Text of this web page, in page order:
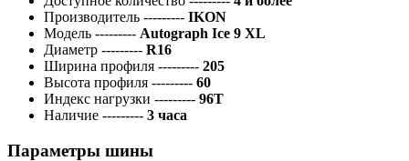
Производитель --------- IKON
Модель --------- Autograph Ice 9 XL
Диаметр --------- R16
Ширина профиля --------- 205
Высота профиля --------- 60
Индекс нагрузки --------- 96T
Наличие --------- 3 часа
Параметры шины